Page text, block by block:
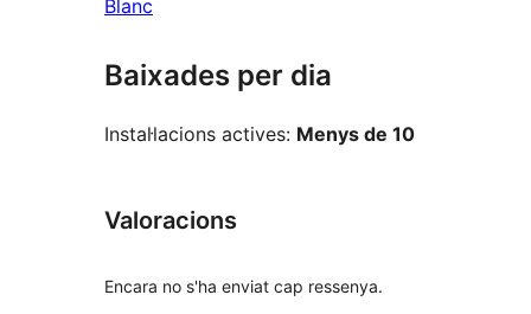
Blanc
Baixades per dia
Instal·lacions actives: Menys de 10
Valoracions
Encara no s'ha enviat cap ressenya.